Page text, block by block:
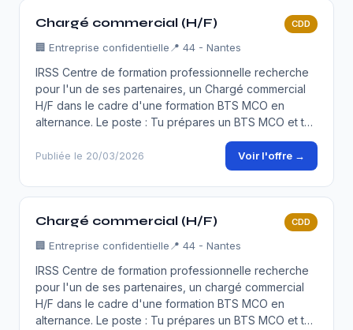
Chargé commercial (H/F) CDD
🏢 Entreprise confidentielle 📍 44 - Nantes
IRSS Centre de formation professionnelle recherche
pour l'un de ses partenaires, un Chargé commercial
H/F dans le cadre d'une formation BTS MCO en
alternance. Le poste : Tu prépares un BTS MCO et t…
Publiée le 20/03/2026 Voir l'offre →
Chargé commercial (H/F) CDD
🏢 Entreprise confidentielle 📍 44 - Nantes
IRSS Centre de formation professionnelle recherche
pour l'un de ses partenaires, un chargé commercial
H/F dans le cadre d'une formation BTS MCO en
alternance. Le poste : Tu prépares un BTS MCO et t…